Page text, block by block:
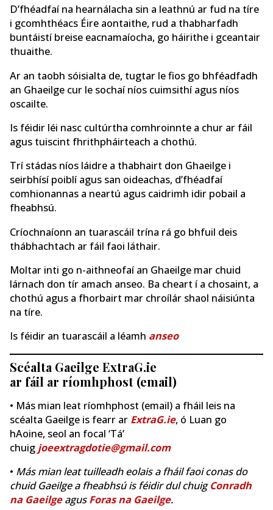
D’fhéadfaí na hearnálacha sin a leathnú ar fud na tíre
i gcomhthéacs Éire aontaithe, rud a thabharfadh
buntáistí breise eacnamaíocha, go háirithe i gceantair
thuaithe.
Ar an taobh sóisialta de, tugtar le fios go bhféadfadh
an Ghaeilge cur le sochaí níos cuimsithí agus níos
oscailte.
Is féidir léi nasc cultúrtha comhroinnte a chur ar fáil
agus tuiscint fhrithpháirteach a chothú.
Trí stádas níos láidre a thabhairt don Ghaeilge i
seirbhísí poiblí agus san oideachas, d’fhéadfaí
comhionannas a neartú agus caidrimh idir pobail a
fheabhsú.
Críochnaíonn an tuarascáil trína rá go bhfuil deis
thábhachtach ar fáil faoi láthair.
Moltar inti go n-aithneofaí an Ghaeilge mar chuid
lárnach don tír amach anseo. Ba cheart í a chosaint, a
chothú agus a fhorbairt mar chroílár shaol náisiúnta
na tíre.
Is féidir an tuarascáil a léamh anseo
Scéalta Gaeilge ExtraG.ie
ar fáil ar ríomhphost (email)
• Más mian leat ríomhphost (email) a fháil leis na
scéalta Gaeilge is fearr ar ExtraG.ie, ó Luan go
hAoine, seol an focal ‘Tá’
chuig joeextragdotie@gmail.com
• Más mian leat tuilleadh eolais a fháil faoi conas do
chuid Gaeilge a fheabhsú is féidir dul chuigConradh
na GaeilgeagusForas na Gaeilge.